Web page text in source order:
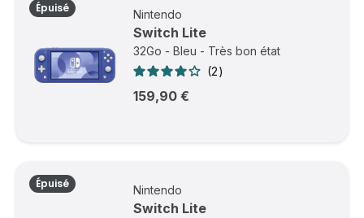
Épuisé Nintendo
Switch Lite
32Go - Bleu - Très bon état
2
159,90 €
Épuisé Nintendo
Switch Lite